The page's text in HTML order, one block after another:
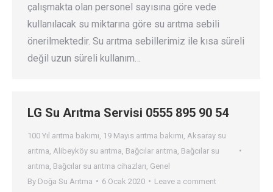
çalışmakta olan personel sayısına göre vede
kullanılacak su miktarına göre su arıtma sebili
önerilmektedir. Su arıtma sebillerimiz ile kısa süreli
değil uzun süreli kullanım…
LG Su Arıtma Servisi 0555 895 90 54
100 Yıl arıtma bakımı 19 Mayıs arıtma bakımı Aksaray su
arıtma Alibeyköy su arıtma Bağcılar arıtma Bağcılar su
arıtma Bağcılar su arıtma cihazları Genel
By Doğa Su Arıtma 6 Ocak 2020 Leave a comment